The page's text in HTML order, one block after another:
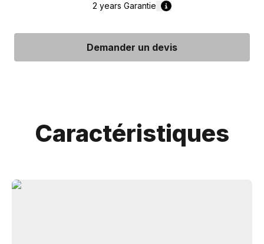
2 years Garantie
Demander un devis
Caractéristiques